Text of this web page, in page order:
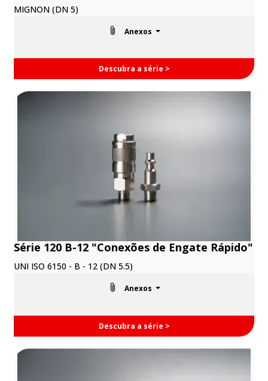
MIGNON (DN 5)
Anexos
Descubra a série >
Série 120 B-12 "Conexões de Engate Rápido"
UNI ISO 6150 - B - 12 (DN 5.5)
Anexos
Descubra a série >